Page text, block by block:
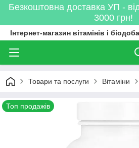
Безкоштовна доставка УП -
3000 грн!
Інтернет-магазин вітамінів і
Товари та послуги Вітаміни
Топ продажів